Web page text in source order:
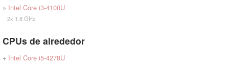
» Intel Core i3-4100U
2x 1.8 GHz
CPUs de alrededor
+ Intel Core i5-4278U